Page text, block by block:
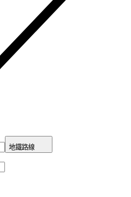
地鐵路線